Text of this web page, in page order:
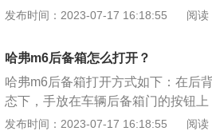
调节车内温度，30米的距离没问题
动机。2.远程启动功能对车辆本身会
器车型才可安装。其原因是自动变
信息告知于ECU发动机控制单元，
会启动发动机，这样做是为了防止
发布时间：2023-07-17 16:18:55 阅读
哈弗m6后备箱怎么打开？
哈弗m6后备箱打开方式如下：在后
态下，手放在车辆后备箱门的按钮
箱打开。此外，哈弗m6是哈弗旗下
发布时间：2023-07-17 16:18:55 阅读